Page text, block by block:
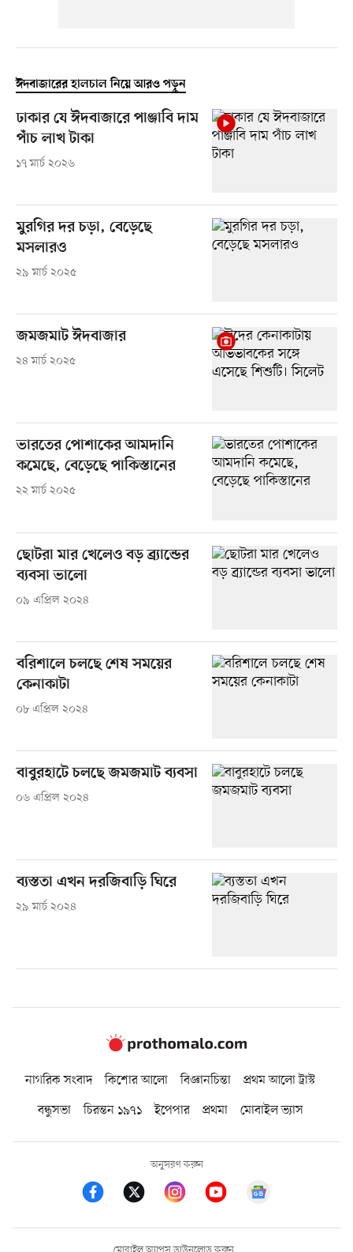
ঈদবাজারের হালচাল নিয়ে আরও পড়ুন
ঢাকার যে ঈদবাজারে পাঞ্জাবি দাম
পাঁচ লাখ টাকা
১৭ মার্চ ২০২৬
মুরগির দর চড়া, বেড়েছে
মসলারও
২৯ মার্চ ২০২৫
জমজমাট ঈদবাজার
২৪ মার্চ ২০২৫
ভারতের পোশাকের আমদানি
কমেছে, বেড়েছে পাকিস্তানের
২২ মার্চ ২০২৫
ছোটরা মার খেলেও বড় ব্র্যান্ডের
ব্যবসা ভালো
০৯ এপ্রিল ২০২৪
বরিশালে চলছে শেষ সময়ের
কেনাকাটা
০৮ এপ্রিল ২০২৪
বাবুরহাটে চলছে জমজমাট ব্যবসা
০৬ এপ্রিল ২০২৪
ব্যস্ততা এখন দরজিবাড়ি ঘিরে
২৯ মার্চ ২০২৪
নাগরিক সংবাদ কিশোর আলো বিজ্ঞানচিন্তা
প্রথম আলো ট্রাস্ট
বন্ধুসভা
চিরন্তন ১৯৭১ ইপেপার প্রথমা মোবাইল ভ্যাস
অনুসরণ করুন